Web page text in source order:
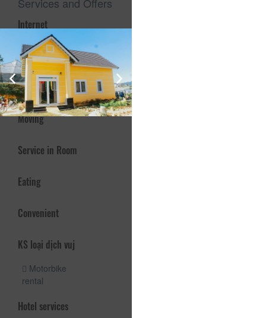
Internet
Activity and relaxing
Participation
Moving
Service in Room
Eating
Convenient
KS loại dịch vuj
Motorbike
rental
Hotel services